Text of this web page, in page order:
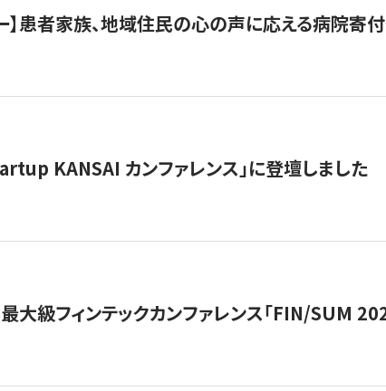
】患者家族、地域住民の心の声に応える病院寄
KANSAI カンファレンス」に登壇しました
大級フィンテックカンファレンス「FIN/SUM